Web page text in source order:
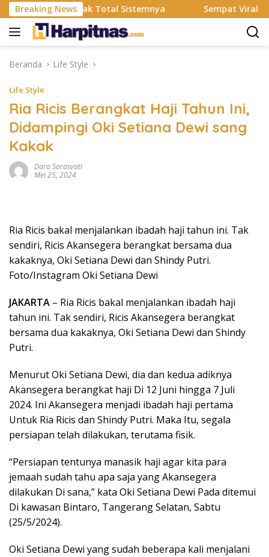
Langsung
ke
konten
Breaking News
Resmi Rombak Total Sistemnya Sempat Viral Gaya
Beranda Life Style
Life Style
Ria Ricis Berangkat Haji Tahun Ini,
Didampingi Oki Setiana Dewi sang
Kakak
Dara Sarasvati
Mei 25, 2024
Ria Ricis bakal menjalankan ibadah haji tahun ini. Tak
sendiri, Ricis Akansegera berangkat bersama dua
kakaknya, Oki Setiana Dewi dan Shindy Putri.
Foto/Instagram Oki Setiana Dewi
JAKARTA – Ria Ricis bakal menjalankan ibadah haji
tahun ini. Tak sendiri, Ricis Akansegera berangkat
bersama dua kakaknya, Oki Setiana Dewi dan Shindy
Putri.
Menurut Oki Setiana Dewi, dia dan kedua adiknya
Akansegera berangkat haji Di 12 Juni hingga 7 Juli
2024. Ini Akansegera menjadi ibadah haji pertama
Untuk Ria Ricis dan Shindy Putri. Maka Itu, segala
persiapan telah dilakukan, terutama fisik.
“Persiapan tentunya manasik haji agar kita para
jemaah sudah tahu apa saja yang Akansegera
dilakukan Di sana,” kata Oki Setiana Dewi Pada ditemui
Di kawasan Bintaro, Tangerang Selatan, Sabtu
(25/5/2024).
Oki Setiana Dewi yang sudah beberapa kali menjalani